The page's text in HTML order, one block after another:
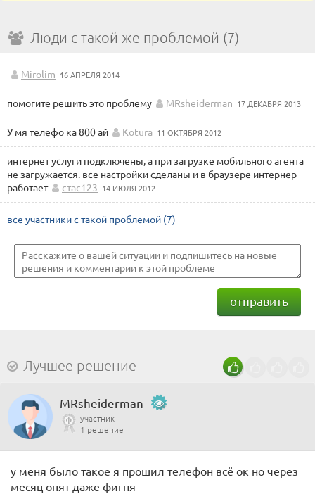
Люди с такой же проблемой (7)
Mirolim 16 АПРЕЛЯ 2014
помогите решить это проблему MRsheiderman 17 ДЕКАБРЯ 2013
У мя телефо ка 800 ай Kotura 11 ОКТЯБРЯ 2012
интернет услуги подключены, а при загрузке мобильного агента
не загружается. все настройки сделаны и в браузере интернер
работает
стас123 14 ИЮЛЯ 2012
все участники с такой проблемой (7)
отправить
Лучшее решение
MRsheiderman
участник
1 решение
у меня было такое я прошил телефон всё ок но через
месяц опят даже фигня